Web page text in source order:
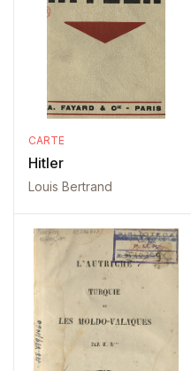
CARTE
Hitler
Louis Bertrand